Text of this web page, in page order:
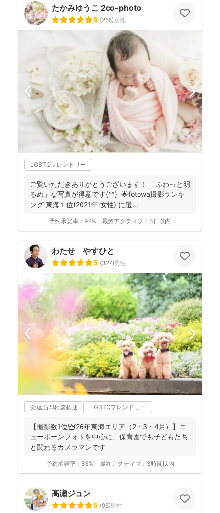
たかみゆうこ 2co-photo
5 (255)女性
LGBTQフレンドリー
ご覧いただきありがとうございます！ 「ふわっと明
るめ」な写真が得意です(^^) 🌟fotowa撮影ランキ
ング 東海１位(2021年:女性) に選...
予約承諾率： 97% 最終アクティブ： 3日以内
わたせ やすひと
5 (327)男性
発達凸凹相談歓迎 LGBTQフレンドリー
【撮影数1位👑26年東海エリア（2・3・4月）】ニ
ューボーンフォトを中心に、保育園でも子どもたち
と関わるカメラマンです
予約承諾率： 83% 最終アクティブ： 3時間以内
髙瀬ジュン
5 (95)男性